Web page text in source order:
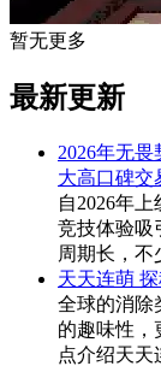
暂无更多
最新更新
2026年无
大高口碑交
自2026年
竞技体验吸
周期长，
天天连萌
全球的消除
的趣味性，
点介绍天